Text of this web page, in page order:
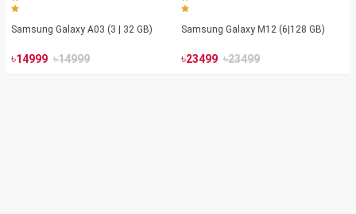
Samsung Galaxy A03 (3 | 32 GB)
৳14999 ৳14999
Samsung Galaxy M12 (6|128 GB)
৳23499 ৳23499